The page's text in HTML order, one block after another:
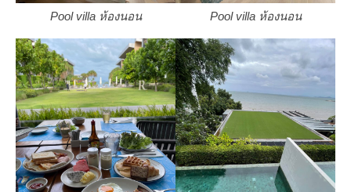
Pool villa ห้องนอน Pool villa ห้องนอน